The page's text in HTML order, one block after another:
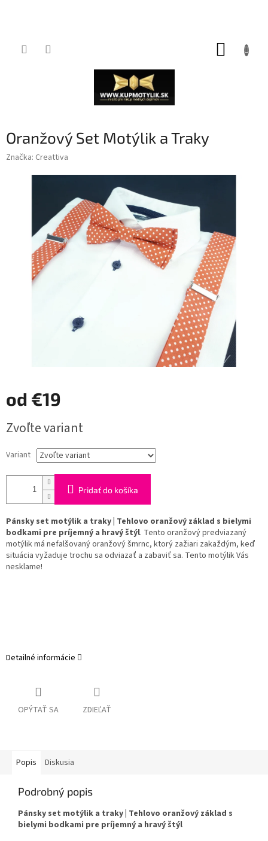
Oranžový Set Motýlik a Traky
Značka: Creattiva
od €19
cena:
Zvoľte variant
Variant
Pridať do košíka
Pánsky set motýlik a traky | Tehlovo oranžový základ s bielymi
bodkami pre príjemný a hravý štýl. Tento oranžový predviazaný
motýlik má nefalšovaný oranžový šmrnc, ktorý zažiari zakaždým, keď
situácia vyžaduje trochu sa odviazať a zabaviť sa. Tento motýlik Vás
nesklame!
Detailné informácie
OPÝTAŤ SA ZDIEĽAŤ
Popis Diskusia
Podrobný popis
Pánsky set motýlik a traky | Tehlovo oranžový základ s
bielymi bodkami pre príjemný a hravý štýl